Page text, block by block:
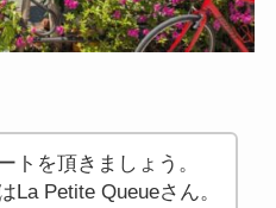
トを頂きましょう。
La Petite Queueさん。